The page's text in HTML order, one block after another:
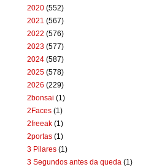
2020 (552)
2021 (567)
2022 (576)
2023 (577)
2024 (587)
2025 (578)
2026 (229)
2bonsai (1)
2Faces (1)
2freeak (1)
2portas (1)
3 Pilares (1)
3 Segundos antes da queda (1)